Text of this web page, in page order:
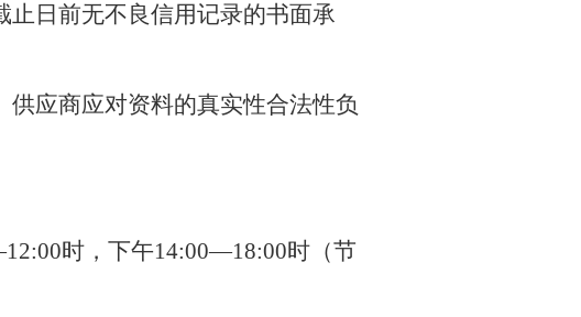
止日前无不良信用记录的书面承
供应商应对资料的真实性合法性负
时，下午14:00—18:00时（节